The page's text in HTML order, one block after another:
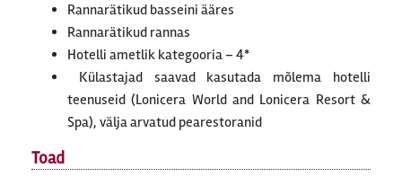
Rannarätikud basseini ääres
Rannarätikud rannas
Hotelli ametlik kategooria – 4*
Külastajad saavad kasutada mõlema hotelli
teenuseid (Lonicera World and Lonicera Resort &
Spa), välja arvatud pearestoranid
Toad